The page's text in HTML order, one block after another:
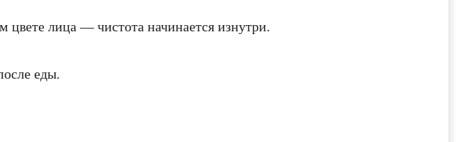
цвете лица — чистота начинается изнутри.
еды.